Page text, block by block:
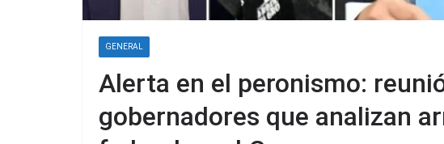
GENERAL
Alerta en el peronismo:
gobernadores que analizan